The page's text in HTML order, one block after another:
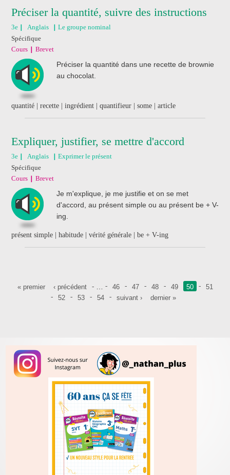
Préciser la quantité, suivre des instructions
3e Anglais
Le groupe nominal
Spécifique
Cours
Brevet
Préciser la quantité dans une recette de brownie
au chocolat.
quantité | recette | ingrédient | quantifieur | some | article
Expliquer, justifier, se mettre d'accord
3e Anglais
Exprimer le présent
Spécifique
Cours
Brevet
Je m'explique, je me justifie et on se met
d'accord, au présent simple ou au présent be + V-
ing.
présent simple | habitude | vérité générale | be + V-ing
Pages
« premier ‹ précédent 46 47 48 49 50
51
52
53 54 suivant › dernier »